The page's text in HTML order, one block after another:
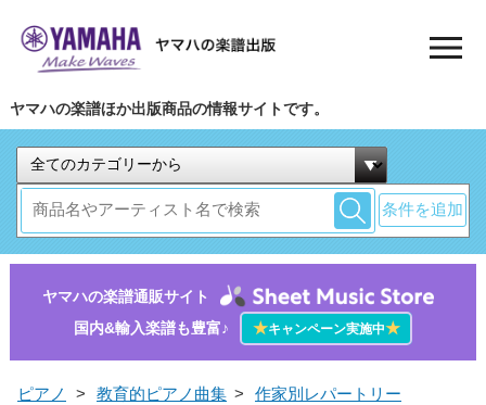
ヤマハの楽譜ほか出版商品の情報サイトです。
条件を追加
ヤマハの楽譜通販サイト
国内&輸入楽譜も豊富♪
★キャンペーン実施中★
ピアノ > 教育的ピアノ曲集 > 作家別レパートリー